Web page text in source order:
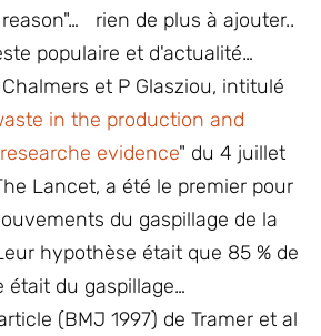
rien de plus à ajouter..
populaire et d'actualité…
et P Glasziou, intitulé
in the production and
evidence" du 4 juillet
Lancet, a été le premier pour
du gaspillage de la
hypothèse était que 85 % de
était du gaspillage…
(BMJ 1997) de Tramer et al